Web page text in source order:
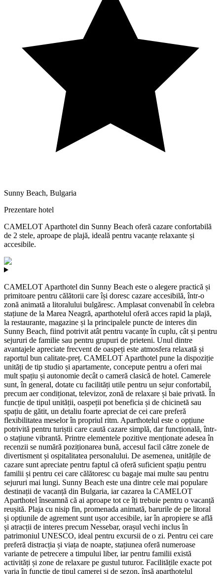
Sunny Beach, Bulgaria
Prezentare hotel
CAMELOT Aparthotel din Sunny Beach oferă cazare confortabilă
de 2 stele, aproape de plajă, ideală pentru vacanțe relaxante și
accesibile.
CAMELOT Aparthotel din Sunny Beach este o alegere practică și
primitoare pentru călătorii care își doresc cazare accesibilă, într-o
zonă animată a litoralului bulgăresc. Amplasat convenabil în celebra
stațiune de la Marea Neagră, aparthotelul oferă acces rapid la plajă,
la restaurante, magazine și la principalele puncte de interes din
Sunny Beach, fiind potrivit atât pentru vacanțe în cuplu, cât și pentru
sejururi de familie sau pentru grupuri de prieteni. Unul dintre
avantajele apreciate frecvent de oaspeți este atmosfera relaxată și
raportul bun calitate-preț. CAMELOT Aparthotel pune la dispoziție
unități de tip studio și apartamente, concepute pentru a oferi mai
mult spațiu și autonomie decât o cameră clasică de hotel. Camerele
sunt, în general, dotate cu facilități utile pentru un sejur confortabil,
precum aer condiționat, televizor, zonă de relaxare și baie privată. În
funcție de tipul unității, oaspeții pot beneficia și de chicinetă sau
spațiu de gătit, un detaliu foarte apreciat de cei care preferă
flexibilitatea meselor în propriul ritm. Aparthotelul este o opțiune
potrivită pentru turiștii care caută cazare simplă, dar funcțională, într-
o stațiune vibrantă. Printre elementele pozitive menționate adesea în
recenzii se numără poziționarea bună, accesul facil către zonele de
divertisment și ospitalitatea personalului. De asemenea, unitățile de
cazare sunt apreciate pentru faptul că oferă suficient spațiu pentru
familii și pentru cei care călătoresc cu bagaje mai multe sau pentru
sejururi mai lungi. Sunny Beach este una dintre cele mai populare
destinații de vacanță din Bulgaria, iar cazarea la CAMELOT
Aparthotel înseamnă că ai aproape tot ce îți trebuie pentru o vacanță
reușită. Plaja cu nisip fin, promenada animată, barurile de pe litoral
și opțiunile de agrement sunt ușor accesibile, iar în apropiere se află
și atracții de interes precum Nessebar, orașul vechi inclus în
patrimoniul UNESCO, ideal pentru excursii de o zi. Pentru cei care
preferă distracția și viața de noapte, stațiunea oferă numeroase
variante de petrecere a timpului liber, iar pentru familii există
activități și zone de relaxare pe gustul tuturor. Facilitățile exacte pot
varia în funcție de tipul camerei și de sezon, însă aparthotelul